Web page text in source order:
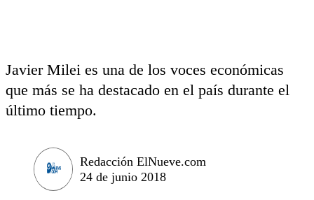
Javier Milei es una de los voces económicas
que más se ha destacado en el país durante el
último tiempo.
Redacción ElNueve.com
24 de junio 2018